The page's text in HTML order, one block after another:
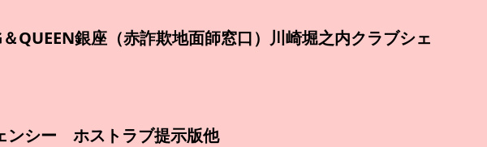
銀座（赤詐欺地面師窓口）川崎堀之内クラブシェ
シー ホストラブ提示版他